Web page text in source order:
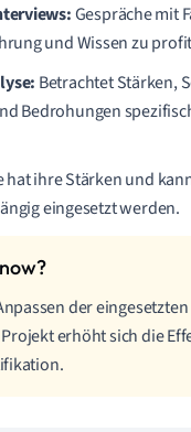
Gespräche mit
und Wissen zu
Betrachtet Stärken,
Bedrohungen
hat ihre Stärken und
eingesetzt werden.
der
erhöht sich die